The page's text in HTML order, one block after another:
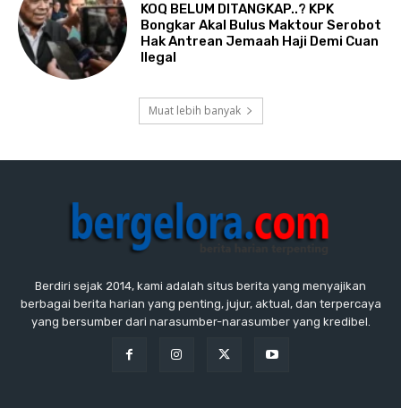
KOQ BELUM DITANGKAP..? KPK
Bongkar Akal Bulus Maktour Serobot
Hak Antrean Jemaah Haji Demi Cuan
Ilegal
Muat lebih banyak
Berdiri sejak 2014, kami adalah situs berita yang menyajikan
berbagai berita harian yang penting, jujur, aktual, dan terpercaya
yang bersumber dari narasumber-narasumber yang kredibel.